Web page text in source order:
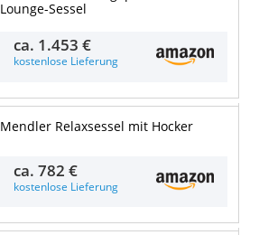
Lounge-Sessel
ca. 1.453 €
kostenlose Lieferung
Mendler Relaxsessel mit Hocker
ca.782 €
kostenlose Lieferung